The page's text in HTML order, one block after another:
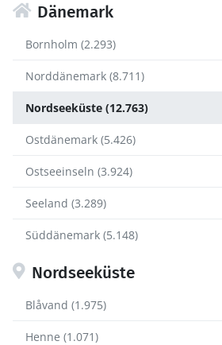
Dänemark
Bornholm (2.293)
Norddänemark (8.711)
Nordseeküste (12.763)
Ostdänemark (5.426)
Ostseeinseln (3.924)
Seeland (3.289)
Süddänemark (5.148)
Nordseeküste
Blåvand (1.975)
Henne (1.071)